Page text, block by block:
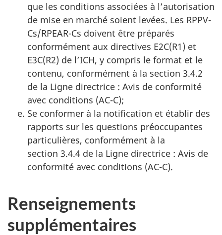
que les conditions associées à l’autorisation
de mise en marché soient levées. Les RPPV-
Cs/RPEAR-Cs doivent être préparés
conformément aux directives E2C(R1) et
E3C(R2) de l’ICH, y compris le format et le
contenu, conformément à la section 3.4.2
de la Ligne directrice : Avis de conformité
avec conditions (AC-C);
Se conformer à la notification et établir des
rapports sur les questions préoccupantes
particulières, conformément à la
section 3.4.4 de la Ligne directrice : Avis de
conformité avec conditions (AC-C).
Renseignements
supplémentaires